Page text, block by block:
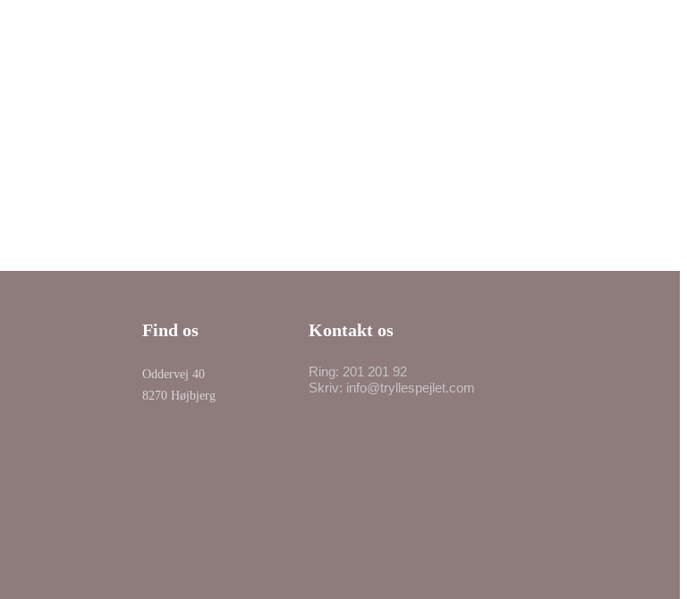
Find os
Oddervej 40
8270 Højbjerg
Kontakt os
Ring: 201 201 92
Skriv: info@tryllespejlet.com